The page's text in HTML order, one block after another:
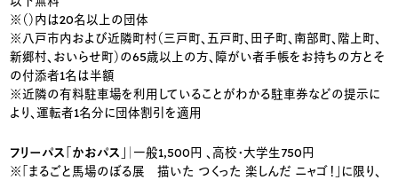
※（）内は20名以上の団体
※八戸市内および近隣町村（三戸町、五戸町、田子町、南部町、階上町、
新郷村、おいらせ町）の65歳以上の方、障がい者手帳をお持ちの方とそ
の付添者1名は半額
※近隣の有料駐車場を利用していることがわかる駐車券などの提示に
より、運転者1名分に団体割引を適用
フリーパス「かおパス」｜ 一般1,500円 、高校・大学生750円
※「まるごと馬場のぼる展 描いた つくった 楽しんだ ニャゴ！」に限り、